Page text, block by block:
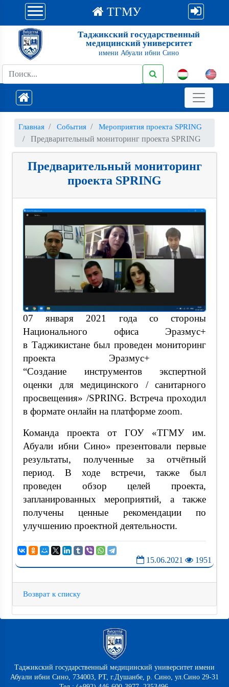
ТГМУ
Таджикский государственный
медицинский университет
имени Абуали ибни Сино
Главная События Мероприятия проекта SPRING
Предварительный мониторинг проекта SPRING
Предварительный мониторинг
проекта SPRING
07 января 2021 года со стороны
Национального офиса Эразмус+
в Таджикистане был проведен мониторинг
проекта Эразмус+
“Создание инструментов экспертной
оценки для медицинского / санитарного
просвещения» /SPRING. Встреча проходил
в формате онлайн на платформе zoom.
Команда проекта от ГОУ «ТГМУ им.
Абуали ибни Сино» презентовали первые
результаты, полученные за отчётный
период. В ходе встречи, также был
проведен обзор целей проекта,
запланированных мероприятий, а также
получены ценные рекомендации по
улучшению проектной деятельности.
15.06.2021 1951
Возврат к списку
Таджикский государственный медицинский университет имени
Абуали ибни Сино, 734003, РТ, г.Душанбе, р. Сино, ул.Сино 29-31